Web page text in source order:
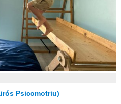
Psicomotriu)